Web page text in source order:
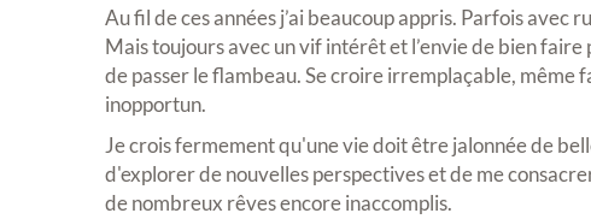
Au fil de ces années j’ai beaucoup appris. Parfois avec
Mais toujours avec un vif intérêt et l’envie de bien
de passer le flambeau. Se croire irremplaçable, même
inopportun.
Je crois fermement qu'une vie doit être jalonnée de
d'explorer de nouvelles perspectives et de me
de nombreux rêves encore inaccomplis.